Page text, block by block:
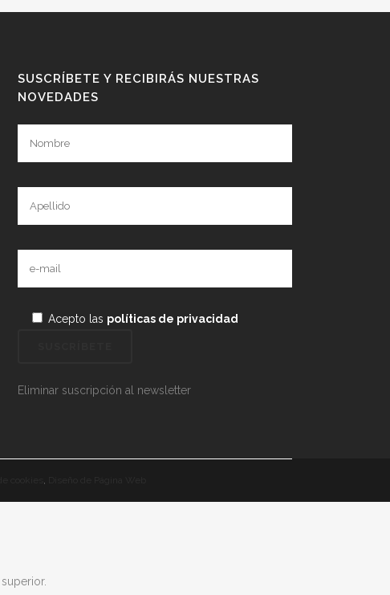
SUSCRÍBETE Y RECIBIRÁS NUESTRAS
NOVEDADES
Acepto las políticas de privacidad
Eliminar suscripción al newsletter
,